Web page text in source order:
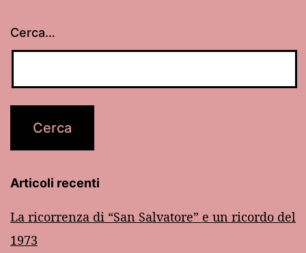
Cerca…
Articoli recenti
La ricorrenza di “San Salvatore” e un ricordo del
1973